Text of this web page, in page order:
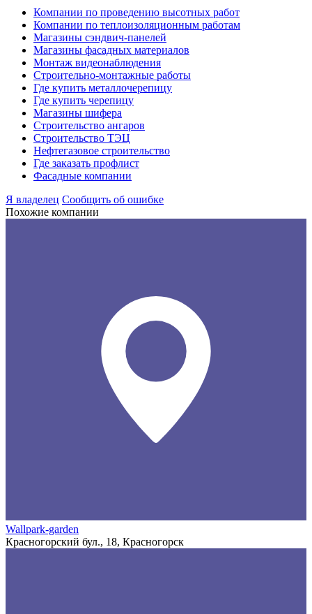
Компании по проведению высотных работ
Компании по теплоизоляционным работам
Магазины сэндвич-панелей
Магазины фасадных материалов
Монтаж видеонаблюдения
Строительно-монтажные работы
Где купить металлочерепицу
Где купить черепицу
Магазины шифера
Строительство ангаров
Строительство ТЭЦ
Нефтегазовое строительство
Где заказать профлист
Фасадные компании
Я владелец Сообщить об ошибке
Похожие компании
Wallpark-garden
Красногорский бул., 18, Красногорск